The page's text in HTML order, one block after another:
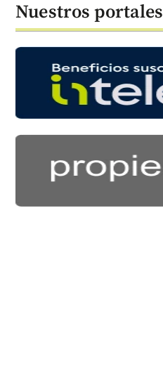
Nuestros portales